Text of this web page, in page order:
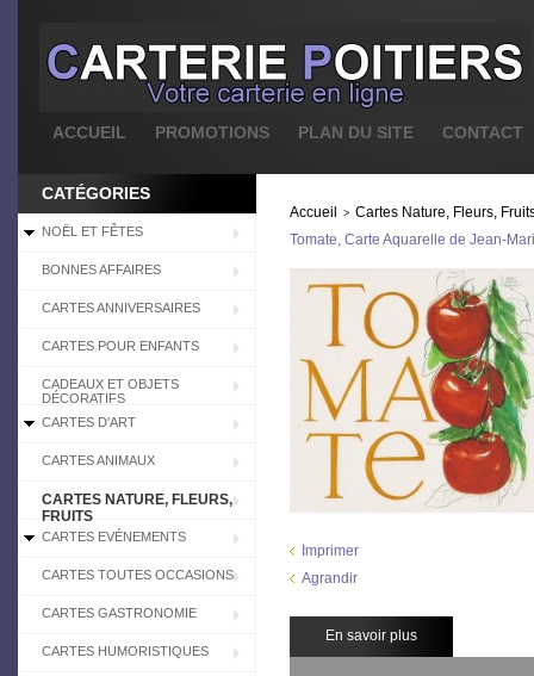
ACCUEIL PROMOTIONS PLAN DU SITE CONTACT
CATÉGORIES
NOËL ET FÊTES
BONNES AFFAIRES
CARTES ANNIVERSAIRES
CARTES POUR ENFANTS
CADEAUX ET OBJETS
DÉCORATIFS
CARTES D'ART
CARTES ANIMAUX
CARTES NATURE, FLEURS,
FRUITS
CARTES EVÉNEMENTS
CARTES TOUTES OCCASIONS
CARTES GASTRONOMIE
CARTES HUMORISTIQUES
Accueil > Cartes Nature, Fleurs,
Tomate, Carte Aquarelle de Jean-
Imprimer
Agrandir
En savoir plus